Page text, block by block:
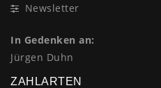
Newsletter
In Gedenken an:
Jürgen Duhn
ZAHLARTEN